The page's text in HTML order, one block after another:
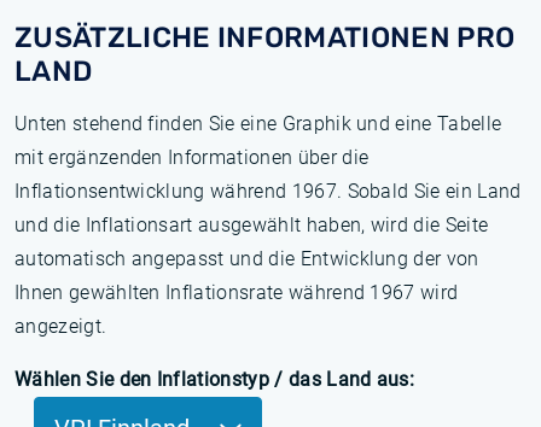
ZUSÄTZLICHE INFORMATIONEN PRO
LAND
Unten stehend finden Sie eine Graphik und eine Tabelle
mit ergänzenden Informationen über die
Inflationsentwicklung während 1967. Sobald Sie ein Land
und die Inflationsart ausgewählt haben, wird die Seite
automatisch angepasst und die Entwicklung der von
Ihnen gewählten Inflationsrate während 1967 wird
angezeigt.
Wählen Sie den Inflationstyp / das Land aus: